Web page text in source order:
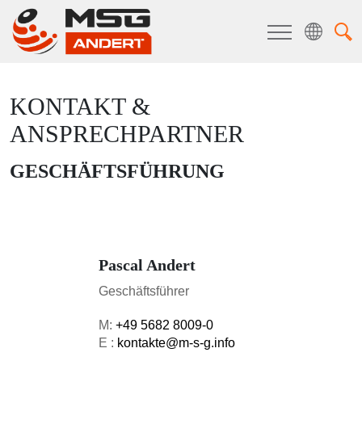
KONTAKT &
ANSPRECHPARTNER
GESCHÄFTSFÜHRUNG
Pascal Andert
Geschäftsführer
M: +49 5682 8009-0
E : kontakte@m-s-g.info